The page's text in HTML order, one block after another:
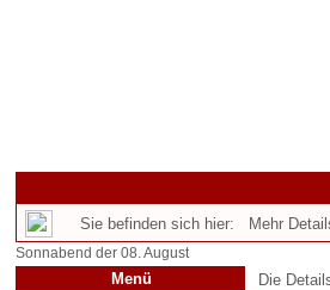
Sie befinden sich hier: Mehr
Sonnabend der 08. August
Menü Die